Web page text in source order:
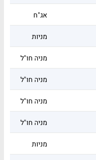
אג"ח
מניות
מניה חו"ל
מניה חו"ל
מניה חו"ל
מניה חו"ל
מניות